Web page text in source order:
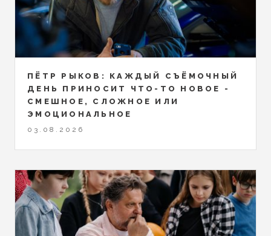
ПЁТР РЫКОВ: КАЖДЫЙ СЪЁМОЧНЫЙ
ДЕНЬ ПРИНОСИТ ЧТО-ТО НОВОЕ -
СМЕШНОЕ, СЛОЖНОЕ ИЛИ
ЭМОЦИОНАЛЬНОЕ
03.08.2026